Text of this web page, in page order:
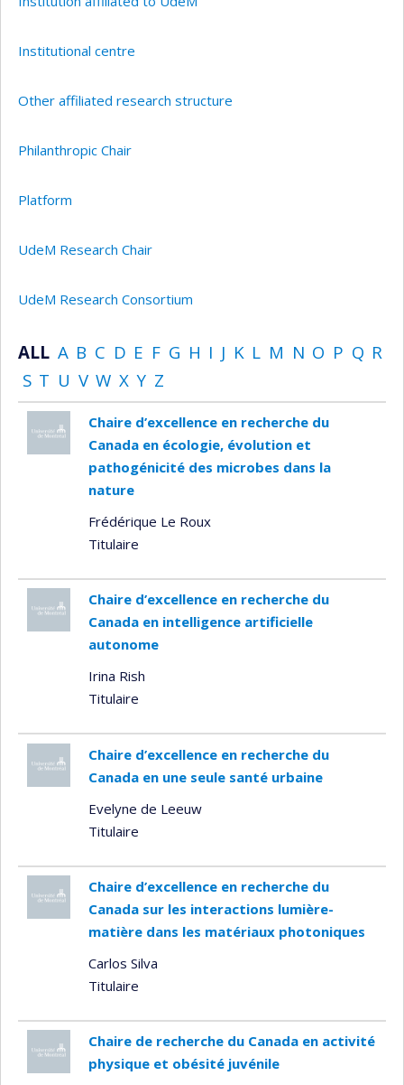
Institutional centre
Other affiliated research structure
Philanthropic Chair
Platform
UdeM Research Chair
UdeM Research Consortium
ALL A B C D E F G H I J K L M N O P Q R
S T U V W X Y Z
Chaire d’excellence en recherche du
Canada en écologie, évolution et
pathogénicité des microbes dans la
nature
Frédérique Le Roux
Titulaire
Chaire d’excellence en recherche du
Canada en intelligence artificielle
autonome
Irina Rish
Titulaire
Chaire d’excellence en recherche du
Canada en une seule santé urbaine
Evelyne de Leeuw
Titulaire
Chaire d’excellence en recherche du
Canada sur les interactions lumière-
matière dans les matériaux photoniques
Carlos Silva
Titulaire
Chaire de recherche du Canada en activité
physique et obésité juvénile